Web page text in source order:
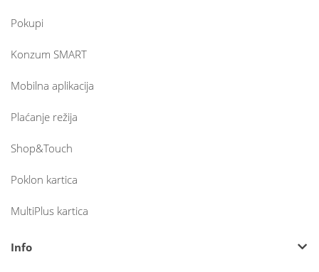
Pokupi
Konzum SMART
Mobilna aplikacija
Plaćanje režija
Shop&Touch
Poklon kartica
MultiPlus kartica
Info